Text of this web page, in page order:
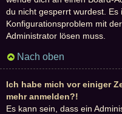
du nicht gesperrt wurdest. Es
Konfigurationsproblem mit
Administrator lösen muss.
Nach oben
Ich habe mich vor einiger
mehr anmelden?!
Es kann sein, dass ein